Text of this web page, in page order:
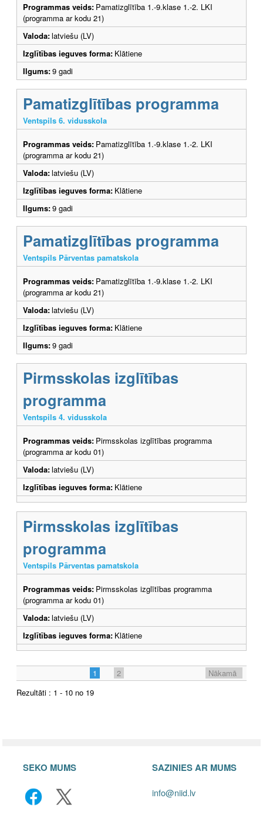
Programmas veids: Pamatizglītība 1.-9.klase 1.-2. LKI
(programma ar kodu 21)
Valoda:latviešu (LV)
Izglītības ieguves forma: Klātiene
Ilgums:9 gadi
Pamatizglītības programma
Ventspils 6. vidusskola
Programmas veids: Pamatizglītība 1.-9.klase 1.-2. LKI
(programma ar kodu 21)
Valoda:latviešu (LV)
Izglītības ieguves forma: Klātiene
Ilgums:9 gadi
Pamatizglītības programma
Ventspils Pārventas pamatskola
Programmas veids: Pamatizglītība 1.-9.klase 1.-2. LKI
(programma ar kodu 21)
Valoda:latviešu (LV)
Izglītības ieguves forma: Klātiene
Ilgums:9 gadi
Pirmsskolas izglītības
programma
Ventspils 4. vidusskola
Programmas veids: Pirmsskolas izglītības programma
(programma ar kodu 01)
Valoda:latviešu (LV)
Izglītības ieguves forma: Klātiene
Pirmsskolas izglītības
programma
Ventspils Pārventas pamatskola
Programmas veids: Pirmsskolas izglītības programma
(programma ar kodu 01)
Valoda:latviešu (LV)
Izglītības ieguves forma: Klātiene
1 2
Nākamā
Rezultāti : 1 - 10 no 19
SEKO MUMS SAZINIES AR MUMS
info@niid.lv